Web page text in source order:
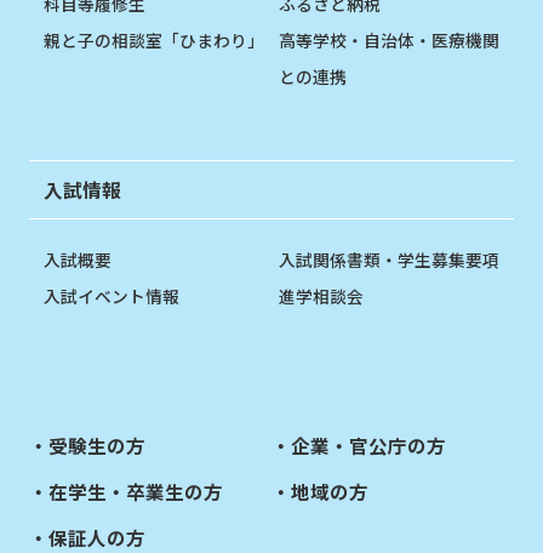
親と子の相談室「ひまわり」
高等学校・自治体・医療機関
との連携
入試情報
入試概要
入試イベント情報
入試関係書類・学生募集要項
進学相談会
受験生の方
在学生・卒業生の方
保証人の方
企業・官公庁の方
地域の方